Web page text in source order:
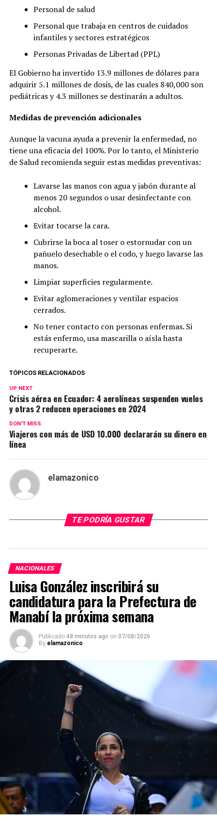
Personal de salud
Personal que trabaja en centros de cuidados
infantiles y sectores estratégicos
Personas Privadas de Libertad (PPL)
El Gobierno ha invertido 13.9 millones de dólares para
adquirir 5.1 millones de dosis, de las cuales 840,000 son
pediátricas y 4.3 millones se destinarán a adultos.
Medidas de prevención adicionales
Aunque la vacuna ayuda a prevenir la enfermedad, no
tiene una eficacia del 100%. Por lo tanto, el Ministerio
de Salud recomienda seguir estas medidas preventivas:
Lavarse las manos con agua y jabón durante al
menos 20 segundos o usar desinfectante con
alcohol.
Evitar tocarse la cara.
Cubrirse la boca al toser o estornudar con un
pañuelo desechable o el codo, y luego lavarse las
manos.
Limpiar superficies regularmente.
Evitar aglomeraciones y ventilar espacios
cerrados.
No tener contacto con personas enfermas. Si
estás enfermo, usa mascarilla o aísla hasta
recuperarte.
TÓPICOS RELACIONADOS
UP NEXT
Crisis aérea en Ecuador: 4 aerolíneas suspenden vuelos
y otras 2 reducen operaciones en 2024
DON'T MISS
Viajeros con más de USD 10.000 declararán su dinero en
línea
elamazonico
TE PODRÍA GUSTAR
NACIONALES
Luisa González inscribirá su
candidatura para la Prefectura de
Manabí la próxima semana
Publicado 48 minutos ago on 07/08/2026
By elamazonico